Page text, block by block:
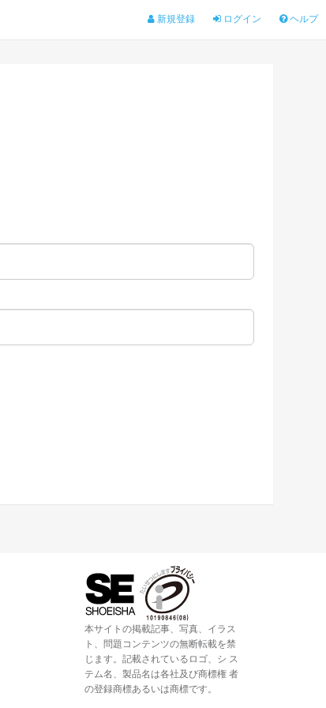
新規登録 ログイン ヘルプ
本サイトの掲載記事、写真、イラス
ト、問題コンテンツの無断転載を禁
じます。記載されているロゴ、シ ス
テム名、製品名は各社及び商標権 者
の登録商標あるいは商標です。